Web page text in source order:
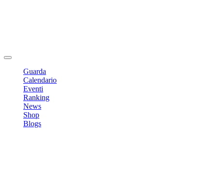
Guarda
Calendario
Eventi
Ranking
News
Shop
Blogs